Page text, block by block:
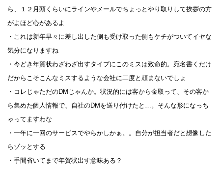
ら、１２月頭くらいにラインやメールでちょっとやり取りして挨拶の方
がよほど心があるよ
・これは新年早々に差し出した側も受け取った側もケチがついてイヤな
気分になりますね
・今どき年賀状わざわざ出すタイプにこのミスは致命的。宛名書くだけ
だからこそこんなミスするような会社に二度と頼まないでしょ
・コレじゃただのDMじゃんか。状況的には客から金取って、その客か
ら集めた個人情報で、自社のDMを送り付けたと…。そんな形になっち
ゃってますわな
・一年に一回のサービスでやらかしかぁ。。自分が担当者だと想像した
らゾッとする
・手間省いてまで年賀状出す意味ある？